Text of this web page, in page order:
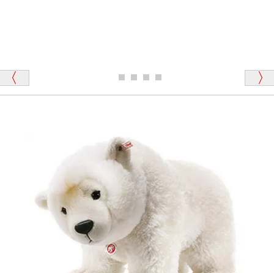
ディベアがいます。
「スクエーカー内蔵」と記載しておりますので、ぜひ
探してみてください。
シュタイフ社製品の実物を見ることはできますか？
当店はネット販売ですので実物をお見せすることが
海外からのお取り寄せと言うことですが、商品はきち
んと届きますか？
ご安心ください！商品は確実にお届けします。
「前に買ったことがあったお店でしたので」
千葉県 U・Y 様 （女性）
「ChatGPTを利用したところ「くまの小屋」さ
んを紹介され…」
埼玉県 S・W 様